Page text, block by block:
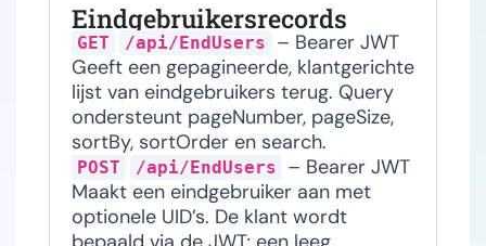
Eindgebruikersrecords
GET /api/EndUsers
– Bearer JWT
Geeft een gepagineerde, klantgerichte
lijst van eindgebruikers terug. Query
ondersteunt pageNumber, pageSize,
sortBy, sortOrder en search.
POST /api/EndUsers
– Bearer JWT
Maakt een eindgebruiker aan met
optionele UID’s. De klant wordt